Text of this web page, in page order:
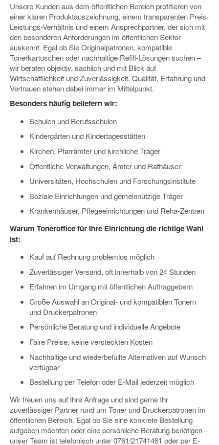
Unsere Kunden aus dem öffentlichen Bereich profitieren von
einer klaren Produktauszeichnung, einem transparenten Preis-
Leistungs-Verhältnis und einem Ansprechpartner, der sich mit
den besonderen Anforderungen im öffentlichen Sektor
auskennt. Egal ob Sie Originalpatronen, kompatible
Tonerkartuschen oder nachhaltige Refill-Lösungen suchen –
wir beraten objektiv, sachlich und mit Blick auf
Wirtschaftlichkeit und Zuverlässigkeit. Qualität, Erfahrung und
Vertrauen stehen dabei immer im Mittelpunkt.
Besonders häufig beliefern wir:
Schulen und Berufsschulen
Kindergärten und Kindertagesstätten
Kirchen, Pfarrämter und kirchliche Träger
Öffentliche Verwaltungen, Ämter und Rathäuser
Universitäten, Hochschulen und Forschungsinstitute
Soziale Einrichtungen und gemeinnützige Träger
Krankenhäuser, Pflegeeinrichtungen und Reha-Zentren
Warum Toneroffice für Ihre Einrichtung die richtige Wahl
ist:
Kauf auf Rechnung problemlos möglich
Zuverlässiger Versand, oft innerhalb von 24 Stunden
Erfahren im Umgang mit öffentlichen Auftraggebern
Große Auswahl an Original- und kompatiblen Tonern
und Druckerpatronen
Persönliche Beratung und individuelle Angebote
Faire Preise, keine versteckten Kosten
Nachhaltige und wiederbefüllte Alternativen auf Wunsch
verfügbar
Bestellung per Telefon oder E-Mail jederzeit möglich
Wir freuen uns auf Ihre Anfrage und sind gerne Ihr
zuverlässiger Partner rund um Toner und Druckerpatronen im
öffentlichen Bereich. Egal ob Sie eine konkrete Bestellung
aufgeben möchten oder eine persönliche Beratung benötigen –
unser Team ist telefonisch unter 0761/21741461 oder per E-